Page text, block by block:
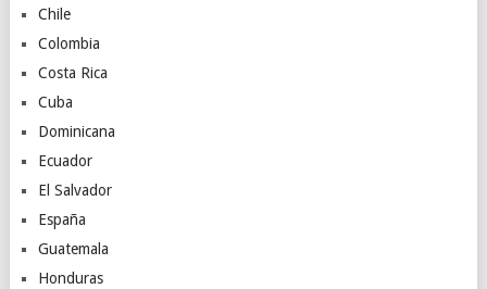
Chile
Colombia
Costa Rica
Cuba
Dominicana
Ecuador
El Salvador
España
Guatemala
Honduras